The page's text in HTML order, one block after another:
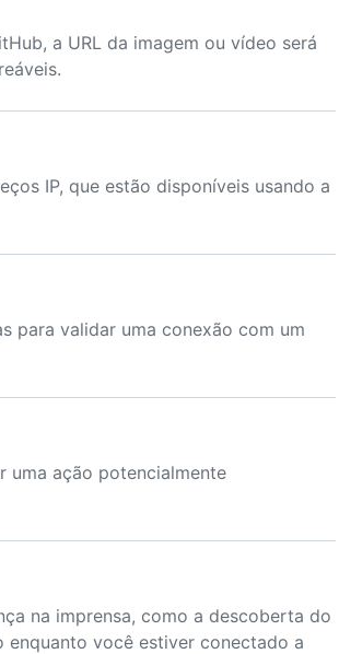
a URL da imagem ou vídeo será
IP, que estão disponíveis usando a
para validar uma conexão com um
uma ação potencialmente
na imprensa, como a descoberta do
você estiver conectado a